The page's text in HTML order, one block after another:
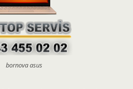
bornova asus